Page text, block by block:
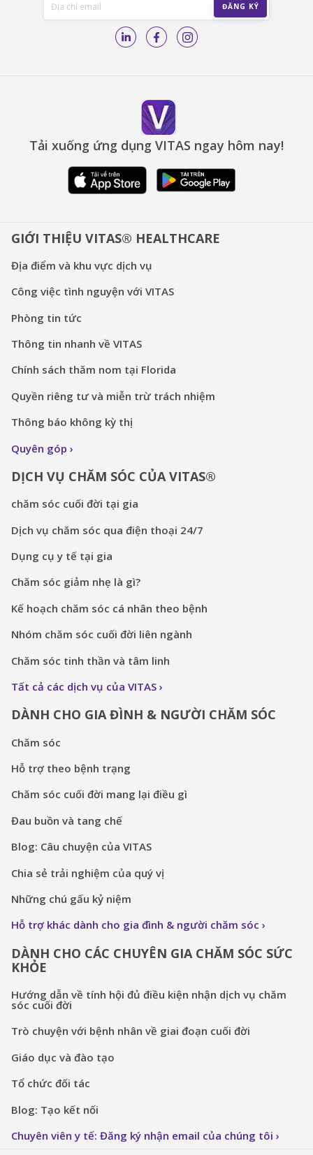
Tải xuống ứng dụng VITAS ngay hôm nay!
GIỚI THIỆU VITAS® HEALTHCARE
Địa điểm và khu vực dịch vụ
Công việc tình nguyện với VITAS
Phòng tin tức
Thông tin nhanh về VITAS
Chính sách thăm nom tại Florida
Quyền riêng tư và miễn trừ trách nhiệm
Thông báo không kỳ thị
Quyên góp
DỊCH VỤ CHĂM SÓC CỦA VITAS®
chăm sóc cuối đời tại gia
Dịch vụ chăm sóc qua điện thoại 24/7
Dụng cụ y tế tại gia
Chăm sóc giảm nhẹ là gì?
Kế hoạch chăm sóc cá nhân theo bệnh
Nhóm chăm sóc cuối đời liên ngành
Chăm sóc tinh thần và tâm linh
Tất cả các dịch vụ của VITAS
DÀNH CHO GIA ĐÌNH & NGƯỜI CHĂM SÓC
Chăm sóc
Hỗ trợ theo bệnh trạng
Chăm sóc cuối đời mang lại điều gì
Đau buồn và tang chế
Blog: Câu chuyện của VITAS
Chia sẻ trải nghiệm của quý vị
Những chú gấu kỷ niệm
Hỗ trợ khác dành cho gia đình & người chăm sóc
DÀNH CHO CÁC CHUYÊN GIA CHĂM SÓC SỨC
KHỎE
Hướng dẫn về tính hội đủ điều kiện nhận dịch vụ chăm
sóc cuối đời
Trò chuyện với bệnh nhân về giai đoạn cuối đời
Giáo dục và đào tạo
Tổ chức đối tác
Blog: Tạo kết nối
Chuyên viên y tế: Đăng ký nhận email của chúng tôi